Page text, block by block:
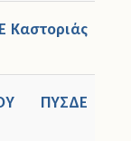
Καστοριάς
ΠΥΣΔΕ